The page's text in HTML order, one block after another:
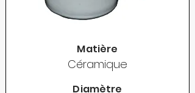
Matière
Céramique
Diamètre